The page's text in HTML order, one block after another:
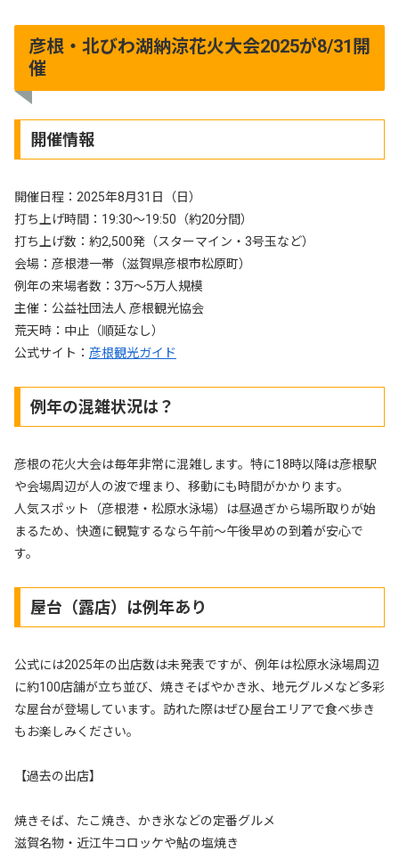
彦根・北びわ湖納涼花火大会2025が8/31開
催
開催情報
開催日程：2025年8月31日（日）
打ち上げ時間：19:30～19:50（約20分間）
打ち上げ数：約2,500発（スターマイン・3号玉など）
会場：彦根港一帯（滋賀県彦根市松原町）
例年の来場者数：3万〜5万人規模
主催：公益社団法人 彦根観光協会
荒天時：中止（順延なし）
公式サイト： 彦根観光ガイド
例年の混雑状況は？
彦根の花火大会は毎年非常に混雑します。特に18時以降は彦根駅
や会場周辺が人の波で埋まり、移動にも時間がかかります。
人気スポット（彦根港・松原水泳場）は昼過ぎから場所取りが始
まるため、快適に観覧するなら午前〜午後早めの到着が安心で
す。
屋台（露店）は例年あり
公式には2025年の出店数は未発表ですが、例年は松原水泳場周辺
に約100店舗が立ち並び、焼きそばやかき氷、地元グルメなど多彩
な屋台が登場しています。訪れた際はぜひ屋台エリアで食べ歩き
もお楽しみください。
【過去の出店】
焼きそば、たこ焼き、かき氷などの定番グルメ
滋賀名物・近江牛コロッケや鮎の塩焼き